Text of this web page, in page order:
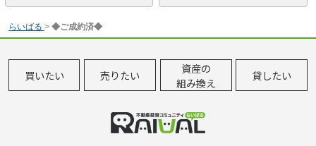
らいばる > ◆ご成約済◆
買いたい 売りたい
資産の
組み換え
貸したい